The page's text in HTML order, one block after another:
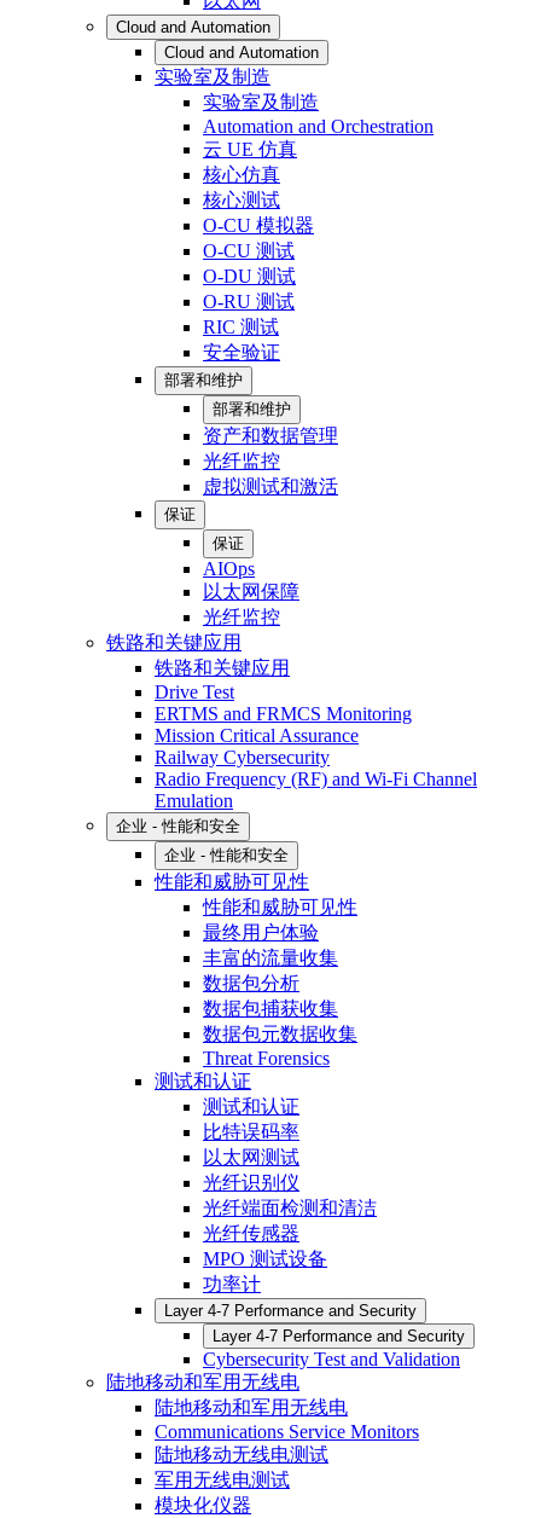
Cloud and Automation
Cloud and Automation
实验室及制造
实验室及制造
Automation and Orchestration
云 UE 仿真
核心仿真
核心测试
O-CU 模拟器
O-CU 测试
O-DU 测试
O-RU 测试
RIC 测试
安全验证
部署和维护
部署和维护
资产和数据管理
光纤监控
虚拟测试和激活
保证
保证
AIOps
以太网保障
光纤监控
铁路和关键应用
铁路和关键应用
Drive Test
ERTMS and FRMCS Monitoring
Mission Critical Assurance
Railway Cybersecurity
Radio Frequency (RF) and Wi-Fi Channel
Emulation
企业 - 性能和安全
企业 - 性能和安全
性能和威胁可见性
性能和威胁可见性
最终用户体验
丰富的流量收集
数据包分析
数据包捕获收集
数据包元数据收集
Threat Forensics
测试和认证
测试和认证
比特误码率
以太网测试
光纤识别仪
光纤端面检测和清洁
光纤传感器
MPO 测试设备
功率计
Layer 4-7 Performance and Security
Layer 4-7 Performance and Security
Cybersecurity Test and Validation
陆地移动和军用无线电
陆地移动和军用无线电
Communications Service Monitors
陆地移动无线电测试
军用无线电测试
模块化仪器